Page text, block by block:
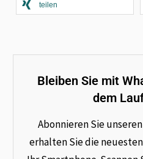
teilen
Bleiben Sie mit
dem
Abonnieren Sie
erhalten Sie die